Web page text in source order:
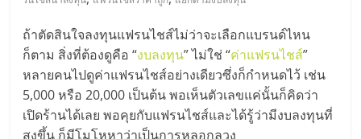
มอี
ไทย,
SMEs,
ถ้าตัดสินใจลงทุนแฟรนไชส์ไม่ว่าจะเลือกแบรนด์ไหน
ก็ตาม สิ่งที่ต้องดูคือ “งบลงทุน” ไม่ใช่ “ค่าแฟรนไชส์”
หลายคนไปดูค่าแฟรนไชส์อย่างเดียวซึ่งก็กำหนดไว้ เช่น
5,000 หรือ 20,000 เป็นต้น พอเห็นตัวเลขแค่นั้นก็คิดว่า
เปิดร้านได้เลย พอคุยกับแฟรนไชส์และได้รู้ว่ามีงบลงทุนที่
สูงขึ้น ก็มีโมโหหาว่าเป็นการหลอกลวง